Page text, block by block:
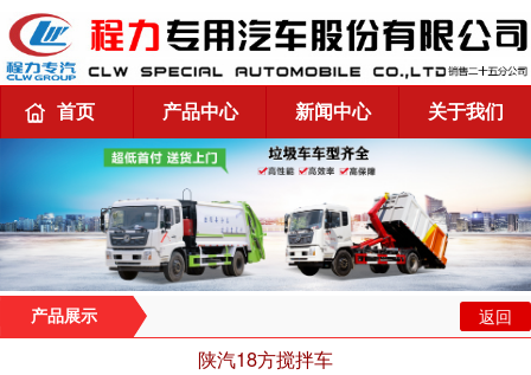
首页 产品中心 新闻中心 关于我们
产品展示 返回
陕汽18方搅拌车